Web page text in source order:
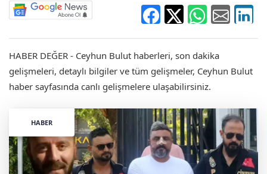
HABER DEĞER - Ceyhun Bulut haberleri, son dakika
gelişmeleri, detaylı bilgiler ve tüm gelişmeler, Ceyhun Bulut
haber sayfasında canlı gelişmelere ulaşabilirsiniz.
HABER